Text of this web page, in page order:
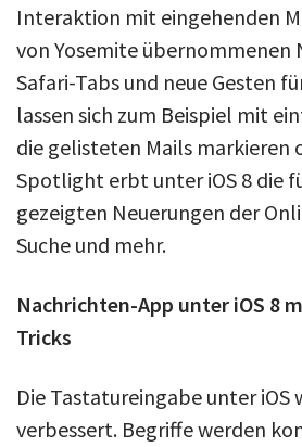
Interaktion mit eingehenden
von Yosemite übernommenen
Safari-Tabs und neue Gesten
lassen sich zum Beispiel mit
die gelisteten Mails markieren
Spotlight erbt unter iOS 8 die
gezeigten Neuerungen der
Suche und mehr.
Nachrichten-App unter iOS 8
Tricks
Die Tastatureingabe unter iOS
verbessert. Begriffe werden